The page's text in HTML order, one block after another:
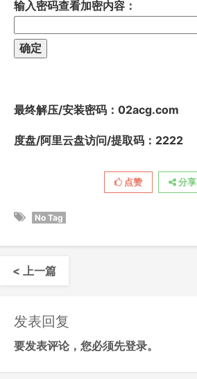
输入密码查看加密内容：
最终解压/安装密码 ：02acg.com
度盘/阿里云盘访问/提取码：2222
点赞 分享
No Tag
< 上一篇
发表回复
要发表评论，您必须先登录。